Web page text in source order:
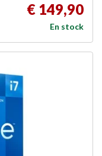
€ 149,90
En stock